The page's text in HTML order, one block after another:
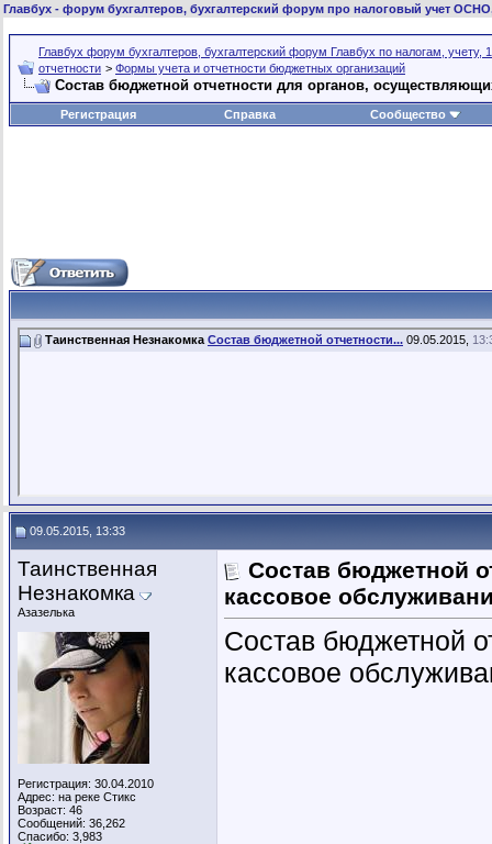
Главбух - форум бухгалтеров, бухгалтерский форум про налоговый учет
Главбух форум бухгалтеров, бухгалтерский форум Главбух по налогам, учету,
отчетности > Формы учета и отчетности бюджетных организаций
Состав бюджетной отчетности для органов,
Регистрация Справка Сообщество
Таинственная Незнакомка Состав бюджетной отчетности... 09.05.2015,
09.05.2015, 13:33
Таинственная
Незнакомка
Азазелька
Регистрация: 30.04.2010
Адрес: на реке Стикс
Возраст: 46
Сообщений: 36,262
Спасибо: 3,983
Состав бюджетной
кассовое
Состав бюджетной
кассовое